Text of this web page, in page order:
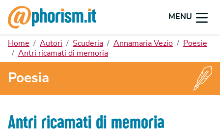
MENU
Home Autori Scuderia Annamaria Vezio
Poesie
Antri ricamati di memoria
Poesia
Antri ricamati di memoria